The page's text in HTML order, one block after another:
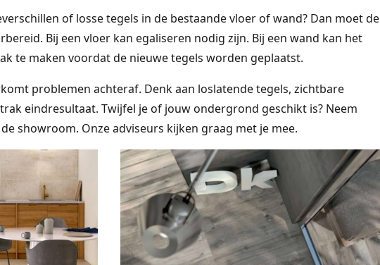
of losse tegels in de bestaande vloer of wand? Dan moet de
Bij een vloer kan egaliseren nodig zijn. Bij een wand kan het
te maken voordat de nieuwe tegels worden geplaatst.
problemen achteraf. Denk aan loslatende tegels, zichtbare
eindresultaat. Twijfel je of jouw ondergrond geschikt is? Neem
showroom. Onze adviseurs kijken graag met je mee.